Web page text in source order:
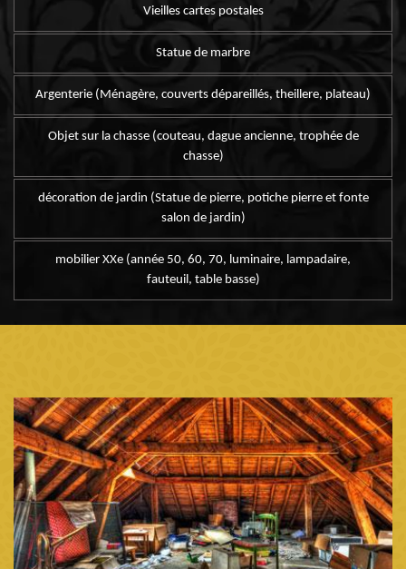
Vieilles cartes postales
Statue de marbre
Argenterie (Ménagère, couverts dépareillés, theillere, plateau)
Objet sur la chasse (couteau, dague ancienne, trophée de
chasse)
décoration de jardin (Statue de pierre, potiche pierre et fonte
salon de jardin)
mobilier XXe (année 50, 60, 70, luminaire, lampadaire,
fauteuil, table basse)